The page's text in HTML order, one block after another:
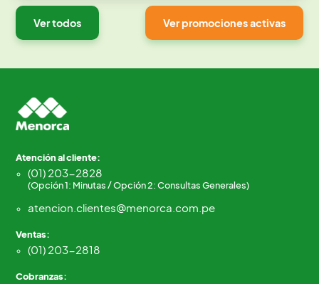
Ver todos Ver promociones activas
Atención al cliente:
(01) 203-2828
(Opción 1: Minutas / Opción 2: Consultas Generales)
atencion.clientes@menorca.com.pe
Ventas:
(01) 203-2818
Cobranzas: